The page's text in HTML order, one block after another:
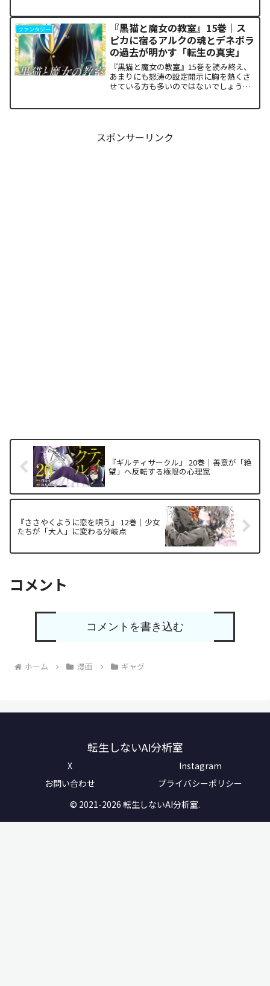
の突然の覚醒、割って入るように秋の代
行者・撫子が残した意味深...
ファンタジー
『黒猫と魔女の教室』15巻｜ス
ピカに宿るアルクの魂とデネボラ
の過去が明かす「転生の真実」
『黒猫と魔女の教室』15巻を読み終え、
あまりにも怒涛の設定開示に胸を熱くさ
せている方も多いのではないでしょう
スポンサーリンク
『ギルティサークル』 20巻｜善意が「絶
望」へ反転する極限の心理罠
『ささやくように恋を唄う』 12巻｜少女
たちが「大人」に変わる分岐点
コメント
コメントを書き込む
ホーム 漫画 ギャグ
転生しないAI分析室
X
Instagram
お問い合わせ
プライバシーポリシー
© 2021-2026 転生しないAI分析室.